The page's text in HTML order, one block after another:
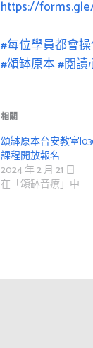
https://
#每位學員都會
#頌缽原本#閱讀
相關
頌缽原本台安教室
課程開放報名
2024 年 2 月 21 日
在「頌缽音療」中